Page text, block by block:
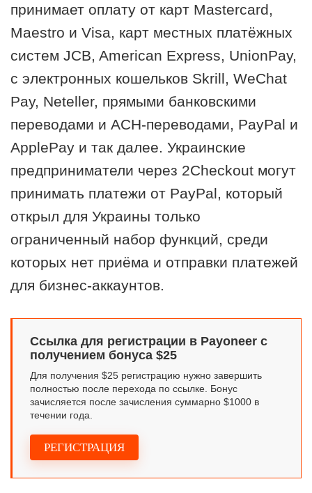
принимает оплату от карт Mastercard,
Maestro и Visa, карт местных платёжных
систем JCB, American Express, UnionPay,
с электронных кошельков Skrill, WeChat
Pay, Neteller, прямыми банковскими
переводами и АСН-переводами, PayPal и
ApplePay и так далее. Украинские
предприниматели через 2Checkout могут
принимать платежи от PayPal, который
открыл для Украины только
ограниченный набор функций, среди
которых нет приёма и отправки платежей
для бизнес-аккаунтов.
РЕГИСТРАЦИЯ
Ссылка для регистрации в Payoneer с
получением бонуса $25
Для получения $25 регистрацию нужно завершить
полностью после перехода по ссылке. Бонус
зачисляется после зачисления суммарно $1000 в
течении года.